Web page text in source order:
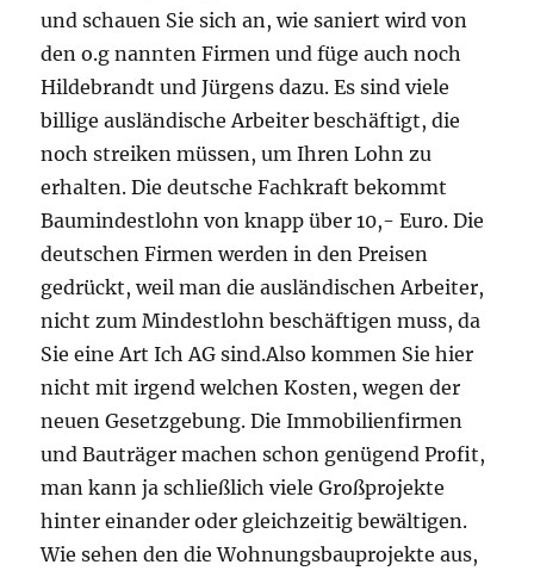
und schauen Sie sich an, wie saniert wird von
den o.g nannten Firmen und füge auch noch
Hildebrandt und Jürgens dazu. Es sind viele
billige ausländische Arbeiter beschäftigt, die
noch streiken müssen, um Ihren Lohn zu
erhalten. Die deutsche Fachkraft bekommt
Baumindestlohn von knapp über 10,- Euro. Die
deutschen Firmen werden in den Preisen
gedrückt, weil man die ausländischen Arbeiter,
nicht zum Mindestlohn beschäftigen muss, da
Sie eine Art Ich AG sind.Also kommen Sie hier
nicht mit irgend welchen Kosten, wegen der
neuen Gesetzgebung. Die Immobilienfirmen
und Bauträger machen schon genügend Profit,
man kann ja schließlich viele Großprojekte
hinter einander oder gleichzeitig bewältigen.
Wie sehen den die Wohnungsbauprojekte aus,